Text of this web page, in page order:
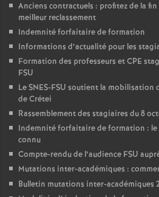
Anciens contractuels : profitez de la
meilleur reclassement
Indemnité forfaitaire de formation
Informations d’actualité pour les
Formation des professeurs etCPE
FSU
LeSNES-FSU soutient la mobilisation
de Crétei
Rassemblement des stagiaires du 8
Indemnité forfaitaire de formation :
connu
Compte-rendu de l’audience FSU
Mutations inter-académiques :
Bulletin mutations inter-académiques